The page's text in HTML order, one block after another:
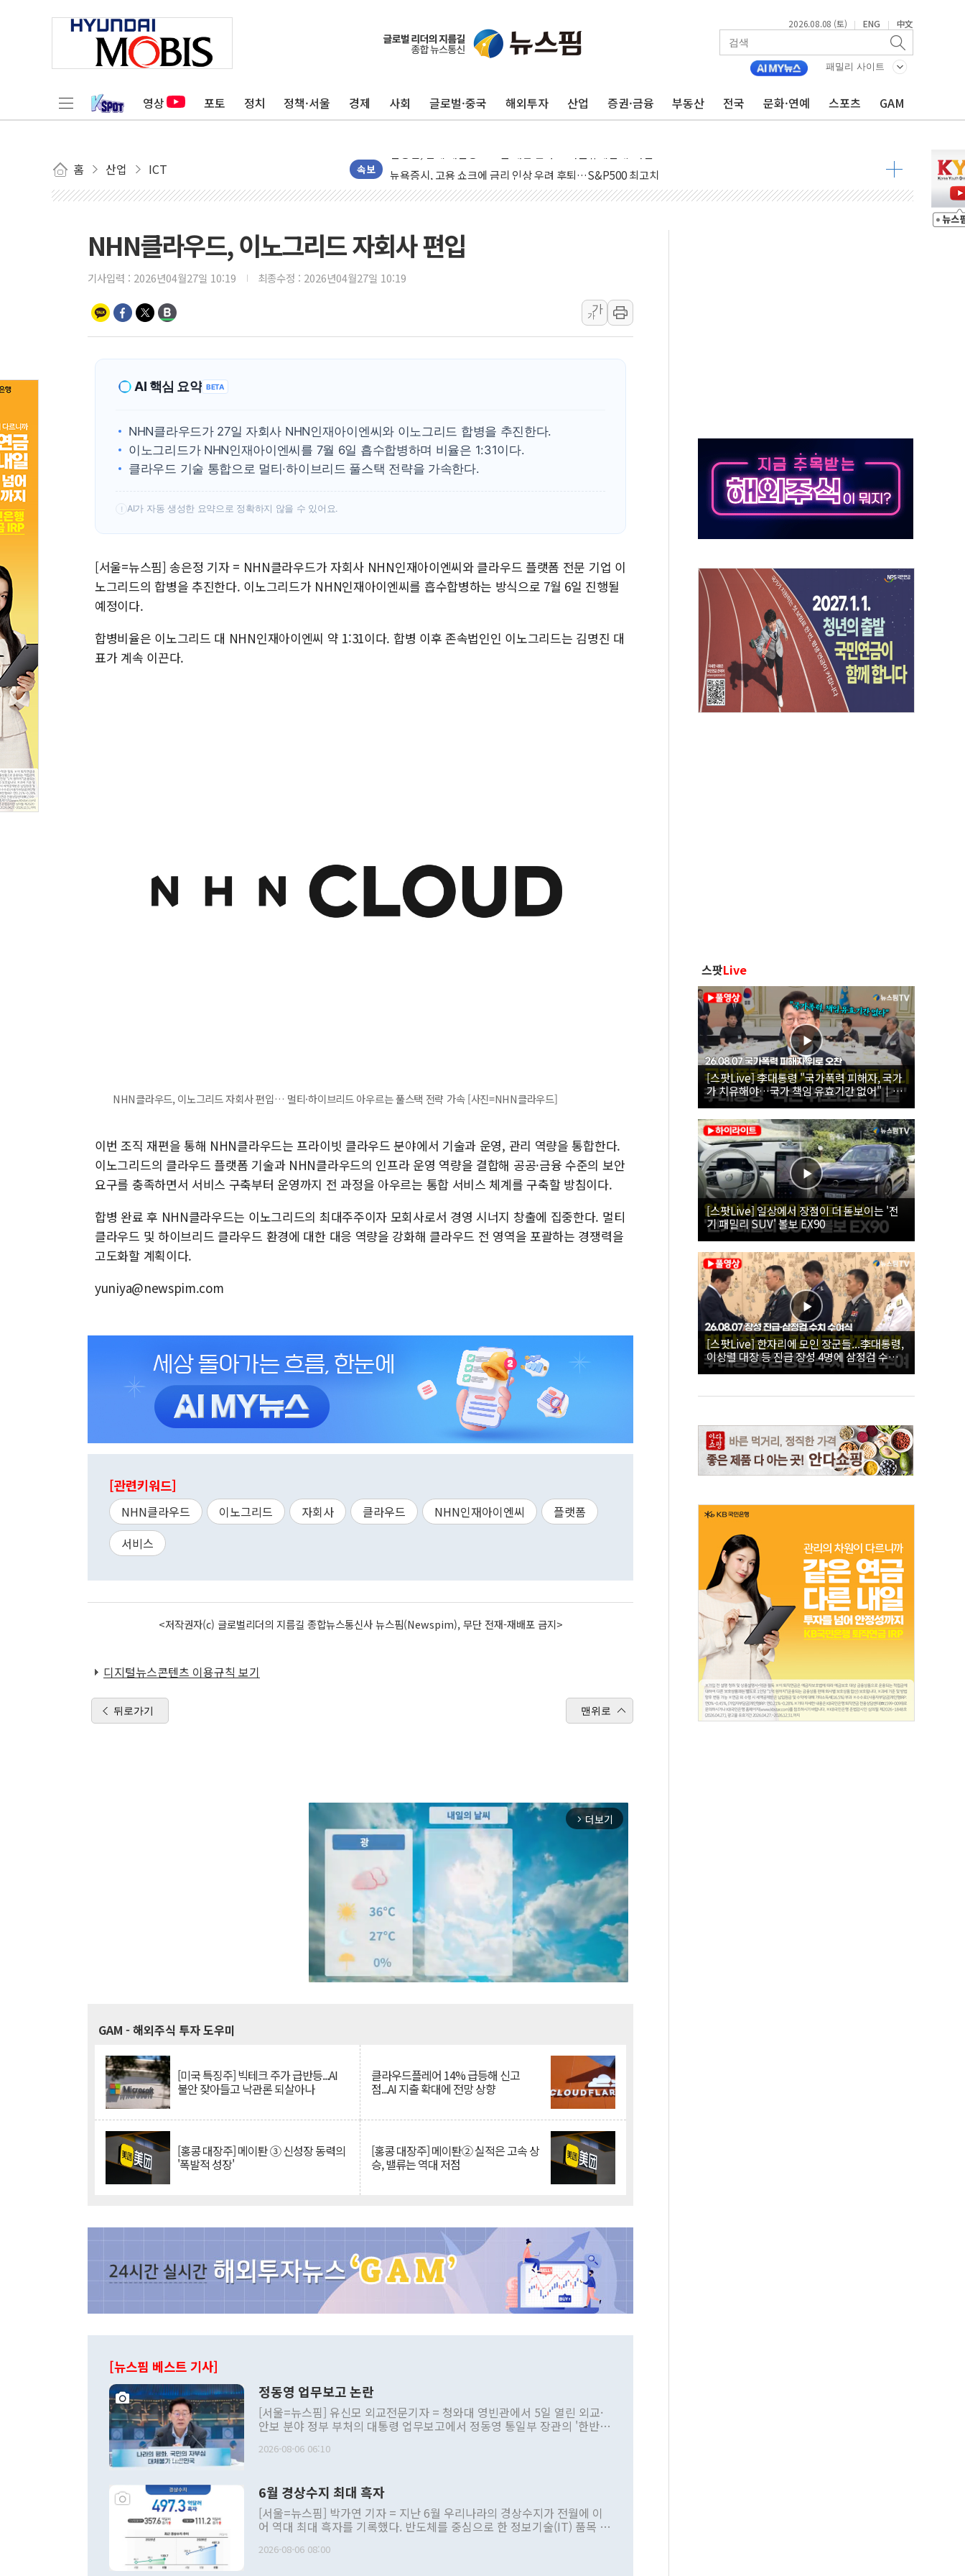
2026.08.08 (토) | ENG | 中文
패밀리 사이트
영상 포토 정치 정책·서울 경제 사회 글로벌·중국 해외투자 산업 증권·금융 부동산 전국 문화·연예 스포츠 GAM
홈 산업 ICT 속보
민주, 오늘 제주·인천 경선 결과 발표...'김민석 재역전 vs 정청래 격차 확대'
뉴욕증시, 고용 쇼크에 금리 인상 우려 후퇴…S&P500 최고치
트럼프, 쿡 연준 이사 해임 재추진…"26일까지 의혹 소명" 요구
미 연준 매파 기세 꺾이나…고용 감소에 9월 동결 전망 우세
[종합] 이슬람 수니파 3국, '공동방위협정' 체결… 이스라엘·이란 위협에 맞설 자체 억지력 강화
트럼프, 백신·자폐증 행정명령 검토…"이르면 다음 주"
美 항소법원, 백악관 무도회장 공사 중단 명령…트럼프 제동
이란 핵심 원유 수출항 '하르그섬', 최근 1주일 이상 '올스톱'… 美 해상봉쇄 영향
美 고용 쇼크에 엔화 장중 급등…시장은 "또 개입했나" 촉각
[AI MY 뉴스] 뉴욕 반도체주 프리뷰...美 고용 쇼크에 반도체주 '활짝'
[사진] 이슬람 수니파 3개국, 공동방위협정 체결
뉴욕증시 개장 전 특징주...아틀라시안·클라우드플레어·태양광주↑ VS 트레이드데스크·웬디스↓
보훈부, 미 DPAA와 MOU… "6·25 미군 실종자 7359명 끝까지 찾겠다"
李 "해남 태양광, 대한민국 다음 100년 밑거름…수도권 집중 완화 전환점"
NHN클라우드, 이노그리드 자회사 편입
기사입력 : 2026년04월27일 10:19 최종수정 : 2026년04월27일 10:19
가
가
AI 핵심 요약 BETA
NHN클라우드가 27일 자회사 NHN인재아이엔씨와 이노그리드 합병을 추진한다.
이노그리드가 NHN인재아이엔씨를 7월 6일 흡수합병하며 비율은 1:31이다.
클라우드 기술 통합으로 멀티·하이브리드 풀스택 전략을 가속한다.
! AI가 자동 생성한 요약으로 정확하지 않을 수 있어요.
[서울=뉴스핌] 송은정 기자 = NHN클라우드가 자회사 NHN인재아이엔씨와 클라우드 플랫폼 전문 기업 이
노그리드의 합병을 추진한다. 이노그리드가 NHN인재아이엔씨를 흡수합병하는 방식으로 7월 6일 진행될
예정이다.
합병비율은 이노그리드 대 NHN인재아이엔씨 약 1:31이다. 합병 이후 존속법인인 이노그리드는 김명진 대
표가 계속 이끈다.
NHN클라우드, 이노그리드 자회사 편입… 멀티·하이브리드 아우르는 풀스택 전략 가속 [사진=NHN클라우드]
이번 조직 재편을 통해 NHN클라우드는 프라이빗 클라우드 분야에서 기술과 운영, 관리 역량을 통합한다.
이노그리드의 클라우드 플랫폼 기술과 NHN클라우드의 인프라 운영 역량을 결합해 공공·금융 수준의 보안
요구를 충족하면서 서비스 구축부터 운영까지 전 과정을 아우르는 통합 서비스 체계를 구축할 방침이다.
합병 완료 후 NHN클라우드는 이노그리드의 최대주주이자 모회사로서 경영 시너지 창출에 집중한다. 멀티
클라우드 및 하이브리드 클라우드 환경에 대한 대응 역량을 강화해 클라우드 전 영역을 포괄하는 경쟁력을
고도화할 계획이다.
yuniya@newspim.com
[관련키워드]
NHN클라우드 이노그리드 자회사 클라우드 NHN인재아이엔씨
플랫폼
서비스
<저작권자(c) 글로벌리더의 지름길 종합뉴스통신사 뉴스핌(Newspim), 무단 전재-재배포 금지>
디지털뉴스콘텐츠 이용규칙 보기
뒤로가기 맨위로
arrow_forward_ios 더보기
GAM - 해외주식 투자 도우미
[미국 특징주] 빅테크 주가 급반등...AI
불안 잦아들고 낙관론 되살아나
클라우드플레어 14% 급등해 신고
점...AI 지출 확대에 전망 상향
[홍콩 대장주] 메이퇀 ③ 신성장 동력의
'폭발적 성장'
[홍콩 대장주] 메이퇀② 실적은 고속 상
승, 밸류는 역대 저점
[뉴스핌 베스트 기사]
정동영 업무보고 논란
[서울=뉴스핌] 유신모 외교전문기자 = 청와대 영빈관에서 5일 열린 외교·
안보 분야 정부 부처의 대통령 업무보고에서 정동영 통일부 장관의 '한반도
발언 중에는 정부 내 조율을 거치지 않은 사안을 정책으로 추진하겠다고 공
주의적 희망에 근거한 비현실적 구상'이라는 비판을 내놨다. 그동안 정 장
관의 대북 정책 관련 발언이 물의를 빚은 적은 여러 번 있지만 대통령과 유
관 부처 장관이 공개적으로 부정적 입장을 표명한 것은 이례적이다. 정 장
관의 무리한 대북 접근법과 월권을 제어해야 한다는 목소리도 높아지고 있
다. [정동영 통일부 장관이 지난달 23일 오후 서울 종로구 정부서울청사에
2026-08-06 06:10
6월 경상수지 최대 흑자
[서울=뉴스핌] 박가연 기자 = 지난 6월 우리나라의 경상수지가 전월에 이
어 역대 최대 흑자를 기록했다. 반도체를 중심으로 한 정보기술(IT) 품목 수
료=한국은행] 한국은행이 6일 발표한 '2026년 6월 국제수지(잠정)'에 따르
2026-08-06 08:00
스팟Live
[스팟Live] 李대통령 "국가폭력 피해자, 국가
가 치유해야…국가 책임 유효기간 없어"｜
26.08.07 국가폭력 피해자 위로 오찬
[스팟Live] 일상에서 장점이 더 돋보이는 '전
기 패밀리 SUV' 볼보 EX90
[스팟Live] 한자리에 모인 장군들...李대통령,
이상렬 대장 등 진급 장성 4명에 삼정검 수치
직접 수여｜26.08.07 장성 진급·삼정검 수치